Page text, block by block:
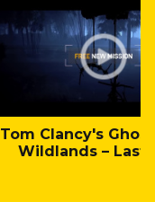
Tom Clancy's
Wildlands – Last